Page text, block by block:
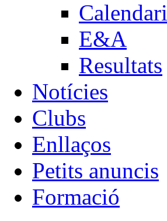
Calendari
E&A
Resultats
Notícies
Clubs
Enllaços
Petits anuncis
Formació